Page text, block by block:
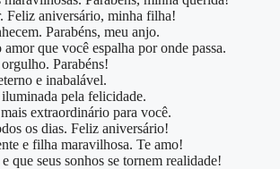
Feliz aniversário, minha filha!
Parabéns, meu anjo.
que você espalha por onde passa.
Parabéns!
e inabalável.
pela felicidade.
extraordinário para você.
os dias. Feliz aniversário!
e filha maravilhosa. Te amo!
seus sonhos se tornem realidade!